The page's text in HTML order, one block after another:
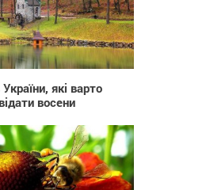
48 345
які варто
восени